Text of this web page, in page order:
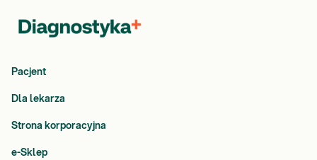
Pacjent
Dla lekarza
Strona korporacyjna
e-Sklep